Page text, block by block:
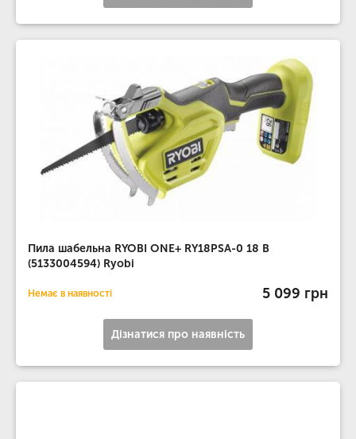
Пила шабельна RYOBI ONE+ RY18PSA-0 18 В
(5133004594) Ryobi
Немає в наявності 5 099 грн
Дізнатися про наявність